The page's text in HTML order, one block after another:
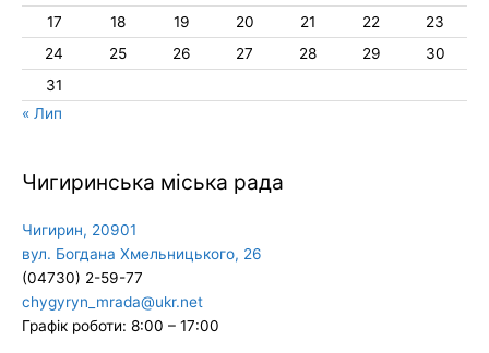
17
18 19 20 21 22
23
24
25 26 27 28 29
30
31
« Лип
Чигиринська міська рада
Чигирин, 20901
вул. Богдана Хмельницького, 26
(04730) 2-59-77
chygyryn_mrada@ukr.net
Графік роботи: 8:00 – 17:00